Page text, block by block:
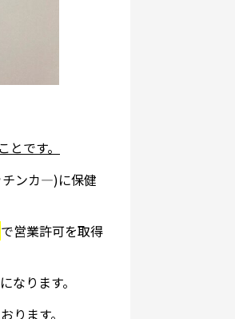
です。
チンカ―)に保健
で営業許可を取得
ります。
ります。